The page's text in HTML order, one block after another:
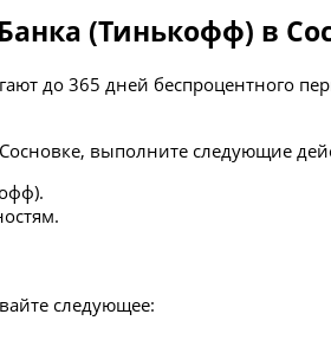
(Тинькофф) в
до 365 дней беспроцентного
выполните следующие
следующее: